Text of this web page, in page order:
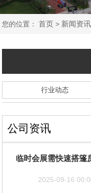
您的位置：首页 > 新闻资讯
行业动态
公司资讯
临时会展需快速搭篷
2025-09-16